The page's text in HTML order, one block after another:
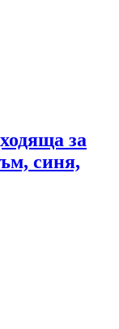
за
синя,